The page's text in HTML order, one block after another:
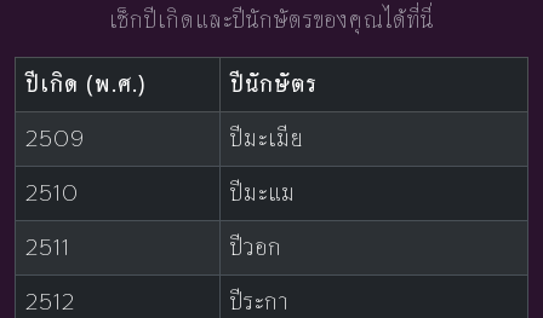
เช็กปีเกิดและปีนักษัตรของคุณได้ที่นี่
ปีเกิด (พ.ศ.)
ปีนักษัตร
2509
ปีมะเมีย
2510
ปีมะแม
2511
ปีวอก
2512
ปีระกา